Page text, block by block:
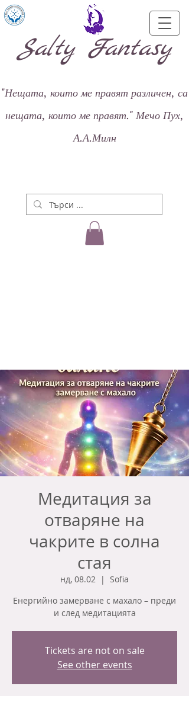
Salty Fantasy
"Нещата, които ме правят различен, са
нещата, които ме правят." Мечо Пух,
А.А.Милн
Медитация за
отваряне на
чакрите в солна
стая
нд, 08.02
  |
Sofia
Енергийно замерване с махало – преди
и след медитацията
Tickets are not on sale
See other events